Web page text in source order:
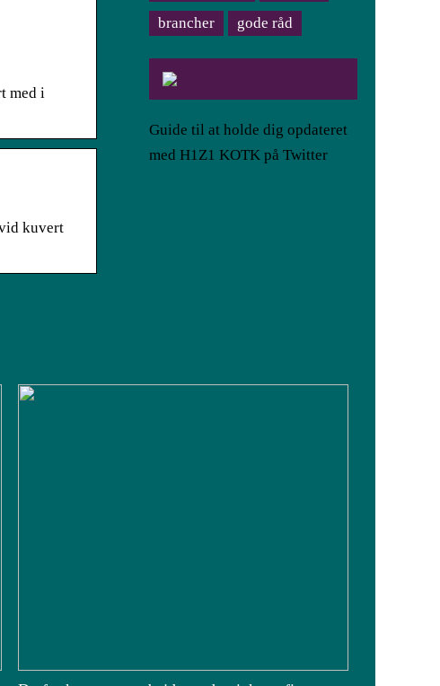
med i
kuvert
brancher
gode råd
Guide til at holde dig opdateret
med H1Z1 KOTK på Twitter